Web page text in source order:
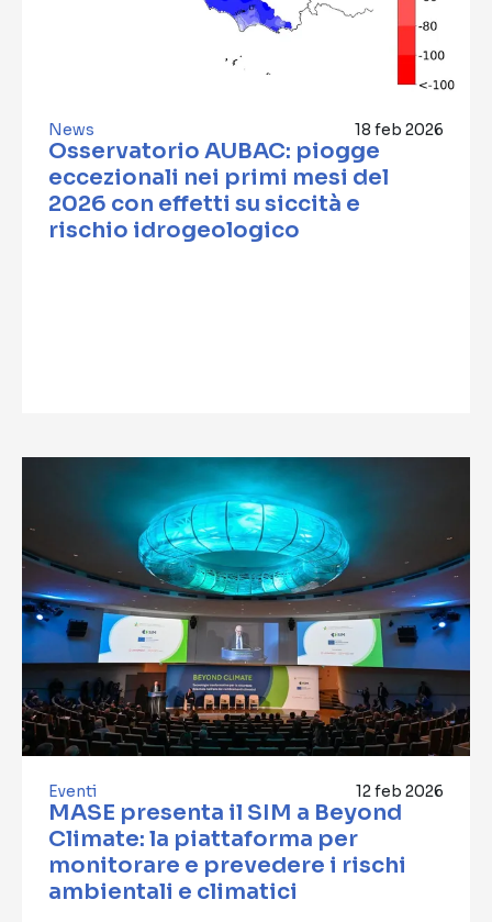
News 18 feb 2026
Osservatorio AUBAC: piogge
eccezionali nei primi mesi del
2026 con effetti su siccità e
rischio idrogeologico
Eventi 12 feb 2026
MASE presenta il SIM a Beyond
Climate: la piattaforma per
monitorare e prevedere i rischi
ambientali e climatici